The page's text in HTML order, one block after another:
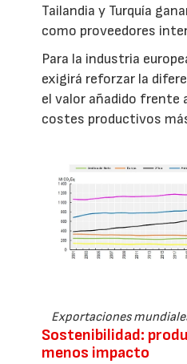
Tailandia y Turquía
como proveedores
Para la industria
exigirá reforzar la
el valor añadido frente
costes productivos
Exportaciones
Sostenibilidad:
menos impacto